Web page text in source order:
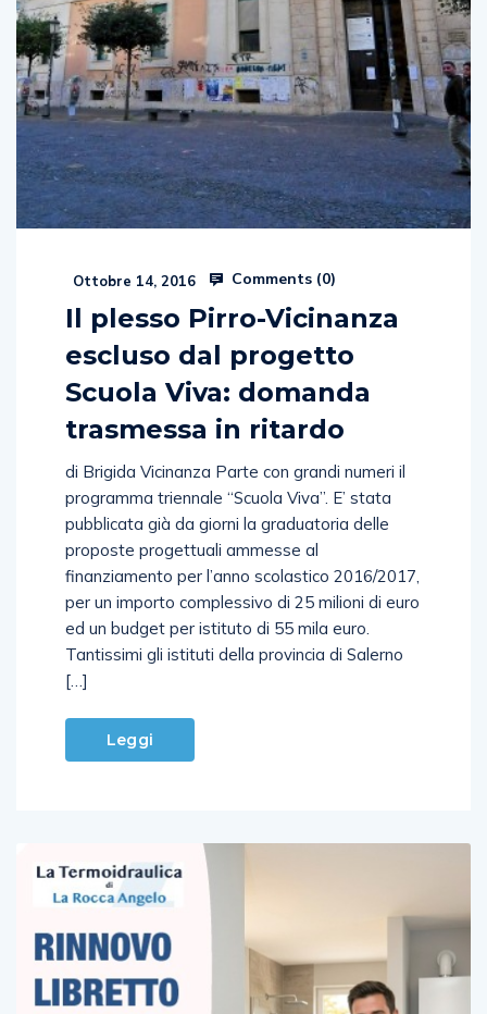
Ottobre 14, 2016 Comments (0)
Il plesso Pirro-Vicinanza
escluso dal progetto
Scuola Viva: domanda
trasmessa in ritardo
di Brigida Vicinanza Parte con grandi numeri il
programma triennale “Scuola Viva”. E’ stata
pubblicata già da giorni la graduatoria delle
proposte progettuali ammesse al
finanziamento per l’anno scolastico 2016/2017,
per un importo complessivo di 25 milioni di euro
ed un budget per istituto di 55 mila euro.
Tantissimi gli istituti della provincia di Salerno
[…]
Leggi